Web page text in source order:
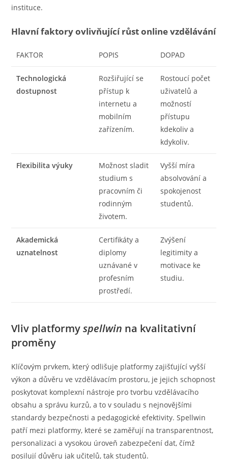
instituce.
Hlavní faktory ovlivňující růst online vzdělávání
FAKTOR POPIS DOPAD
Technologická
dostupnost
Rozšiřující se
přístup k
internetu a
mobilním
zařízením.
Rostoucí počet
uživatelů a
možností
přístupu
kdekoliv a
kdykoliv.
Flexibilita výuky
Možnost sladit
studium s
pracovním či
rodinným
životem.
Vyšší míra
absolvování a
spokojenost
studentů.
Akademická
uznatelnost
Certifikáty a
diplomy
uznávané v
profesním
prostředí.
Zvýšení
legitimity a
motivace ke
studiu.
Vliv platformyspellwin na kvalitativní
proměny
Klíčovým prvkem, který odlišuje platformy zajišťující vyšší
výkon a důvěru ve vzdělávacím prostoru, je jejich schopnost
poskytovat komplexní nástroje pro tvorbu vzdělávacího
obsahu a správu kurzů, a to v souladu s nejnovějšími
standardy bezpečnosti a pedagogické efektivity. Spellwin
patří mezi platformy, které se zaměřují na transparentnost,
personalizaci a vysokou úroveň zabezpečení dat, čímž
posilují důvěru jak učitelů, tak studentů.